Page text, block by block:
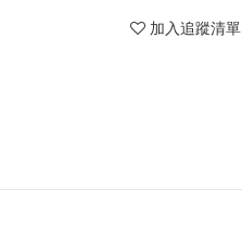
加入追蹤清單